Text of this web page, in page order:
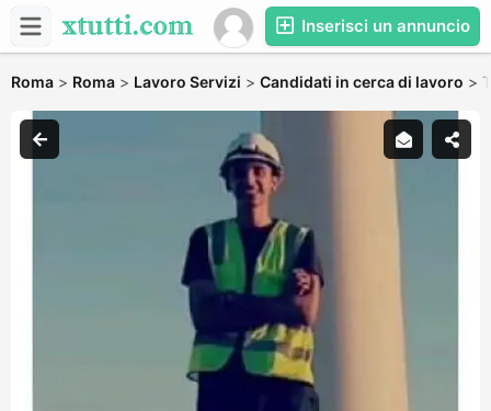
Inserisci un annuncio
Roma > Roma > Lavoro Servizi > Candidati in cerca di lavoro >